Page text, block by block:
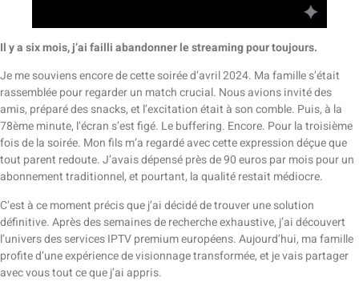
Il y a six mois, j’ai failli abandonner le streaming pour toujours.
Je me souviens encore de cette soirée d’avril 2024. Ma famille s’était
rassemblée pour regarder un match crucial. Nous avions invité des
amis, préparé des snacks, et l’excitation était à son comble. Puis, à la
78ème minute, l’écran s’est figé. Le buffering. Encore. Pour la troisième
fois de la soirée. Mon fils m’a regardé avec cette expression déçue que
tout parent redoute. J’avais dépensé près de 90 euros par mois pour un
abonnement traditionnel, et pourtant, la qualité restait médiocre.
C’est à ce moment précis que j’ai décidé de trouver une solution
définitive. Après des semaines de recherche exhaustive, j’ai découvert
l’univers des services IPTV premium européens. Aujourd’hui, ma famille
profite d’une expérience de visionnage transformée, et je vais partager
avec vous tout ce que j’ai appris.